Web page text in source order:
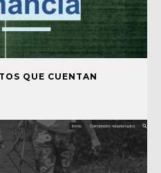
QUE CUENTAN